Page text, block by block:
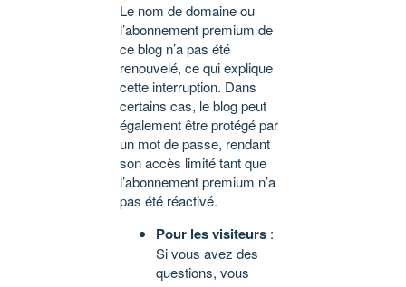
Le nom de domaine ou
l’abonnement premium de
ce blog n’a pas été
renouvelé, ce qui explique
cette interruption. Dans
certains cas, le blog peut
également être protégé par
un mot de passe, rendant
son accès limité tant que
l’abonnement premium n’a
pas été réactivé.
Pour les visiteurs :
Si vous avez des
questions, vous